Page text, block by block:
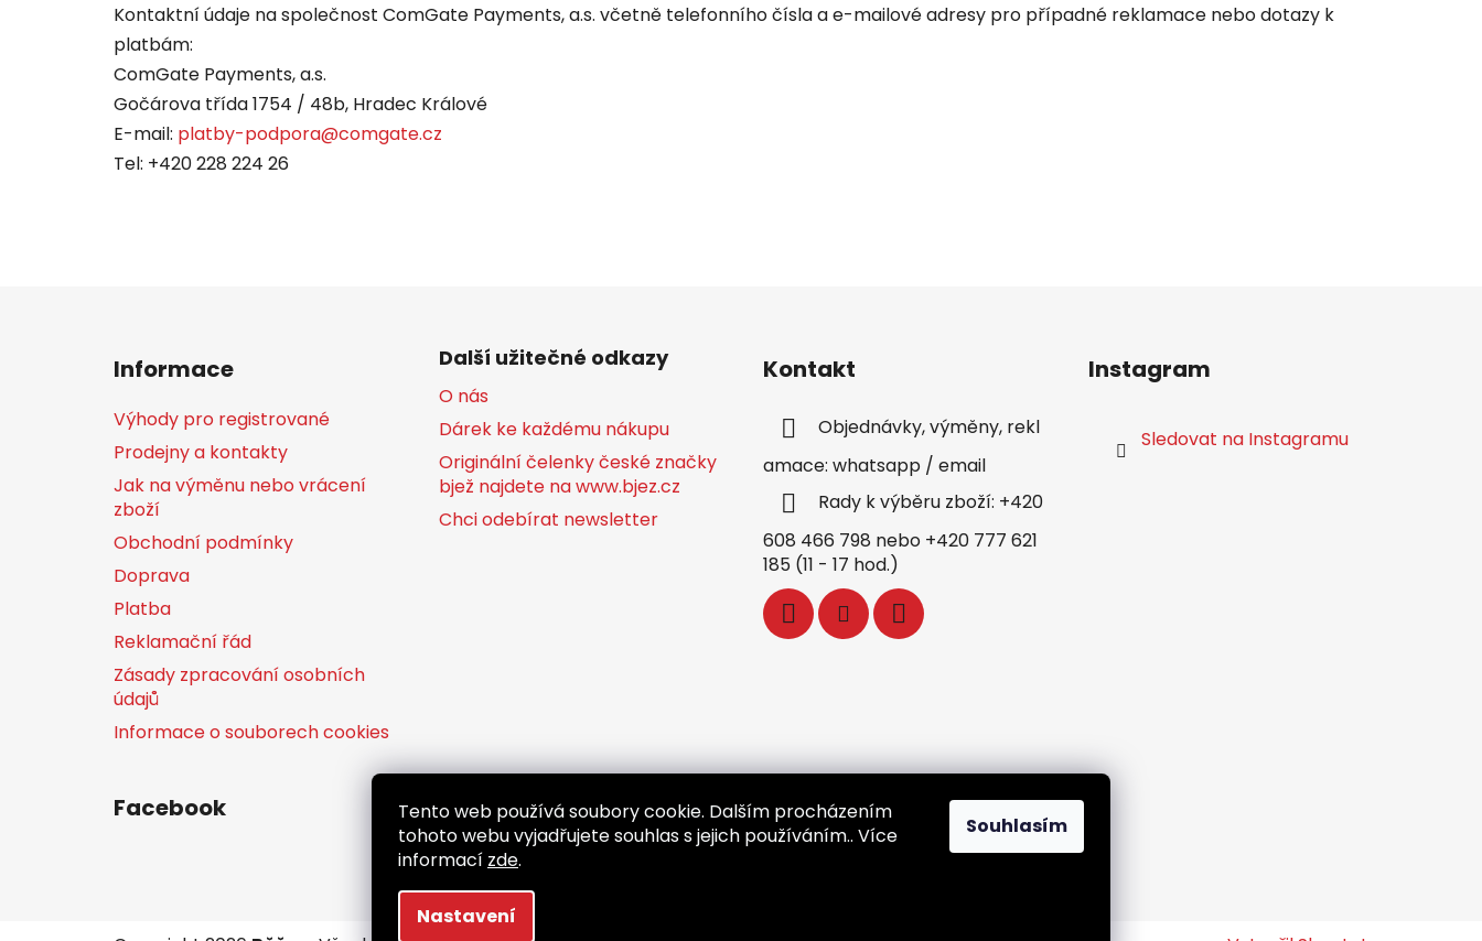
Tento web používá soubory cookie. Dalším procházením
tohoto webu vyjadřujete souhlas s jejich používáním.. Více
informací zde.
Nastavení
Souhlasím
Kontaktní údaje na společnost ComGate Payments, a.s. včetně telefonního čísla a e-mailové adresy pro případné reklamace nebo dotazy k
platbám:
ComGate Payments, a.s.
Gočárova třída 1754 / 48b, Hradec Králové
E-mail: platby-podpora@comgate.cz
Tel: +420 228 224 26
Informace
Výhody pro registrované
Prodejny a kontakty
Jak na výměnu nebo vrácení
zboží
Obchodní podmínky
Doprava
Platba
Reklamační řád
Zásady zpracování osobních
údajů
Informace o souborech cookies
Další užitečné odkazy
O nás
Dárek ke každému nákupu
Originální čelenky české značky
bjež najdete na www.bjez.cz
Chci odebírat newsletter
Kontakt
Objednávky, výměny, rekl
amace: whatsapp / email
Rady k výběru zboží: +420
608 466 798 nebo +420 777 621
185 (11 - 17 hod.)
Instagram
Sledovat na Instagramu
Facebook